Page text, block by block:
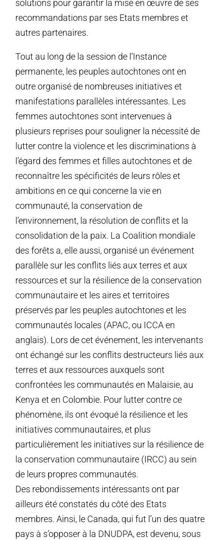
solutions pour garantir la mise en œuvre de ses
recommandations par ses Etats membres et
autres partenaires.
Tout au long de la session de l’Instance
permanente, les peuples autochtones ont en
outre organisé de nombreuses initiatives et
manifestations parallèles intéressantes. Les
femmes autochtones sont intervenues à
plusieurs reprises pour souligner la nécessité de
lutter contre la violence et les discriminations à
l’égard des femmes et filles autochtones et de
reconnaître les spécificités de leurs rôles et
ambitions en ce qui concerne la vie en
communauté, la conservation de
l’environnement, la résolution de conflits et la
consolidation de la paix. La Coalition mondiale
des forêts a, elle aussi, organisé un événement
parallèle sur les conflits liés aux terres et aux
ressources et sur la résilience de la conservation
communautaire et les aires et territoires
préservés par les peuples autochtones et les
communautés locales (APAC, ou ICCA en
anglais). Lors de cet événement, les intervenants
ont échangé sur les conflits destructeurs liés aux
terres et aux ressources auxquels sont
confrontées les communautés en Malaisie, au
Kenya et en Colombie. Pour lutter contre ce
phénomène, ils ont évoqué la résilience et les
initiatives communautaires, et plus
particulièrement les initiatives sur la résilience de
la conservation communautaire (IRCC) au sein
de leurs propres communautés.
Des rebondissements intéressants ont par
ailleurs été constatés du côté des Etats
membres. Ainsi, le Canada, qui fut l’un des quatre
pays à s’opposer à la DNUDPA, est devenu, sous